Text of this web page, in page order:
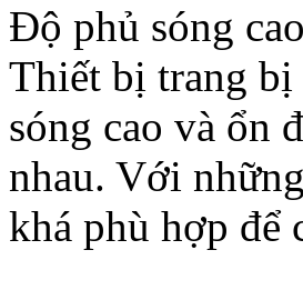
Độ phủ sóng cao
Thiết bị trang
sóng cao và ổn
nhau. Với
khá phù hợp để